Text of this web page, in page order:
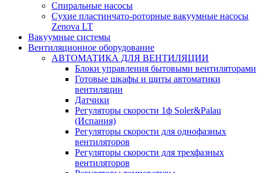
Спиральные насосы
Сухие пластинчато-роторные вакуумные насосы
Zenova LT
Вакуумные системы
Вентиляционное оборудование
АВТОМАТИКА ДЛЯ ВЕНТИЛЯЦИИ
Блоки управления бытовыми вентиляторами
Готовые шкафы и щиты автоматики
вентиляции
Датчики
Регуляторы скорости 1ф Soler&Palau
(Испания)
Регуляторы скорости для однофазных
вентиляторов
Регуляторы скорости для трехфазных
вентиляторов